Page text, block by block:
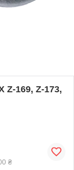
Z-169, Z-173,
₴